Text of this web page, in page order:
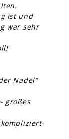
ist und
war sehr
Nadel“
großes